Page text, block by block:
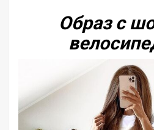
Образ с